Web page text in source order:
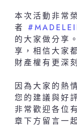
本次活動非常
者
的大家做分享
享，相信大家
財產權有更深
因為大家的熱
您的建議與好
非常歡迎各位
章下方留言一